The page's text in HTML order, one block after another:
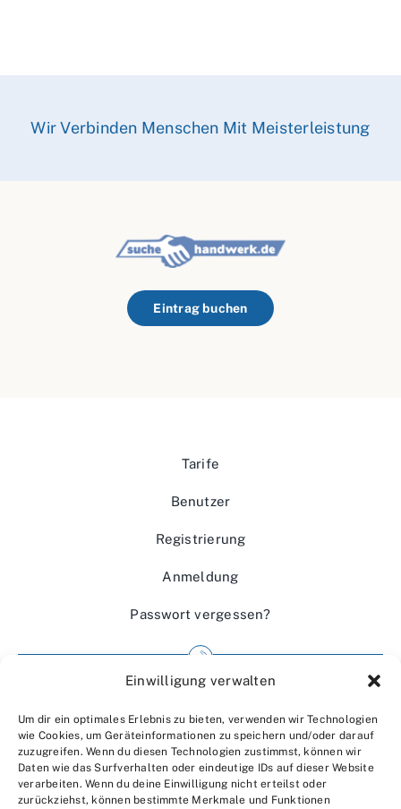
Einwilligung verwalten
Um dir ein optimales Erlebnis zu bieten, verwenden wir Technologien
wie Cookies, um Geräteinformationen zu speichern und/oder darauf
zuzugreifen. Wenn du diesen Technologien zustimmst, können wir
Daten wie das Surfverhalten oder eindeutige IDs auf dieser Website
verarbeiten. Wenn du deine Einwilligung nicht erteilst oder
zurückziehst, können bestimmte Merkmale und Funktionen
Wir Verbinden Menschen Mit Meisterleistung
Eintrag buchen
Tarife
Benutzer
Registrierung
Anmeldung
Passwort vergessen?
Wir über uns
Kontakt
Datenschutzerklärung